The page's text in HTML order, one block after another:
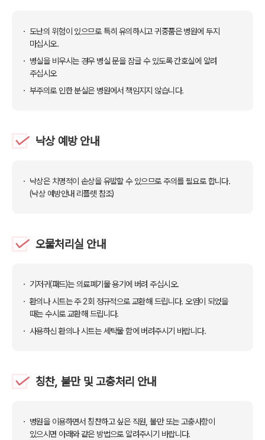
도난의 위험이 있으므로 특히 유의하시고 귀중품은 병원에 두지
마십시오.
병실을 비우시는 경우 병실 문을 잠글 수 있도록 간호실에 알려
주십시오
부주의로 인한 분실은 병원에서 책임지지 않습니다.
낙상 예방 안내
낙상은 치명적이 손상을 유발할 수 있으므로 주의를 필요로 합니다.
(낙상 예방안내 리플렛 참조)
오물처리실 안내
기저귀(패드)는 의료폐기물 용기에 버려 주십시오.
환의나 시트는 주 2회 정규적으로 교환해 드립니다. 오염이 되었을
때는 수시로 교환해 드립니다.
사용하신 환의나 시트는 세탁물 함에 버려주시기 바랍니다.
칭찬, 불만 및 고충처리 안내
병원을 이용하면서 칭찬하고 싶은 직원, 불만 또는 고충사항이
있으시면 아래와 같은 방법으로 알려주시기 바랍니다.